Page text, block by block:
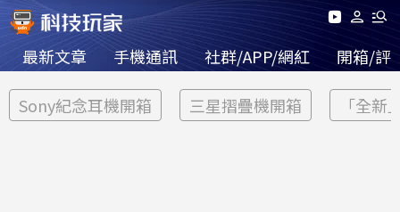
最新文章 手機通訊 社群/APP/網紅 開箱/評
Sony紀念耳機開箱 三星摺疊機開箱 「全新